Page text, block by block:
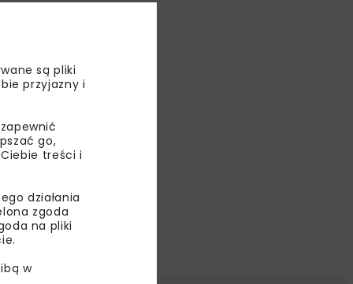
są pliki
przyjazny i
go,
treści i
działania
zgoda
na pliki
w